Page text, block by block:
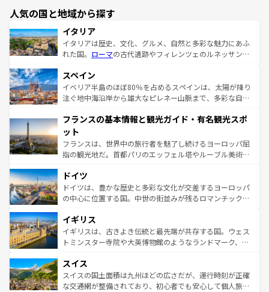
人気の国と地域から探す
イタリア
イタリアは歴史、文化、グルメ、自然と多彩な魅力にあふ
れた国。 ローマの古代遺跡やフィレンツェのルネッサンス
ろん、トスカーナの美しい田園風景やアマルフィ海岸の絶
景など、自然景観も見逃せない。観光の合間には、本場の
ピザやパスタなど、絶品のイタリア料理を堪能することも
ませてくれるイタリアで、忘れられない旅をしてみよう！
なお、新着のイタリア情報は
しい。
スペイン
イベリア半島のほぼ80％を占めるスペインは、太陽が降り
注ぐ地中海沿岸から雄大なピレネー山脈まで、多彩な自然
文化が根付くこの国では、情熱的なフラメンコ、熱気あふ
れる闘牛、そして美味しいタパスが生活の一部となってい
る。首都マドリードの洗練された雰囲気や、バルセロナの
アートに溢れた街角から、地方では古代ローマ遺跡や中世
せる。地方によって風土や気候が異なるスペインはその個
性で訪れる人を魅了する。 なお、新着のスペイン情報は コ
ンテンツ一覧を参照してほしい。
フランスの基本情報と観光ガイド・有名観光スポ
ット
フランスは、世界中の旅行者を魅了し続けるヨーロッパ屈
指の観光地だ。首都パリのエッフェル塔やルーブル美術館
で、幅広い魅力が詰まっている。華麗な宮殿、歴史的な大
聖堂、美しいビーチ、そして豊かな自然が、訪れる者を心
から魅了する。また、フランスは美食の国としても知ら
いる。シャンパンの発祥地であるランス、プロヴァンスの
香り高いラベンダー畑など、多彩な楽しみ方が可能だ。さ
らに、パリ以外の地域にも魅力が溢れており、どの街角に
れる地方に足を運ぶとそれぞれで全く異なる文化を体験で
きるだろう。 なお、新着のフランス情報はコンテンツ一覧
を参照してほしい。
ドイツ
ドイツは、豊かな歴史と多彩な文化が交差するヨーロッパ
の中心に位置する国。中世の街並みが残るロマンチック街
顔を持つこの国は、どこを歩いても飽きることがない。ベ
ルリンの文化的活気、バイエルン州のアルプスの絶景、そ
してライン川沿いのワイン畑といった風景は必見。ビール
は、お酒好きな人にはぜひ体験してほしい。 なお、新着の
ドイツ情報はコンテンツ一覧を参照してほしい。
イギリス
イギリスは、古きよき伝統と最先端が共存する国。ウェス
トミンスター寺院や大英博物館のようなランドマーク、歴
リアごとに異なる魅力がある。また、優雅なアフタヌーン
ティー、ビール好きにはたまらない英国パブ、サッカー観
戦など、本場だからこそできる体験も豊富。イギリスを旅
スイス
スイスの国土面積は九州ほどの広さだが、運行時刻が正確
な交通網が整備されており、初心者でも安心して個人旅行